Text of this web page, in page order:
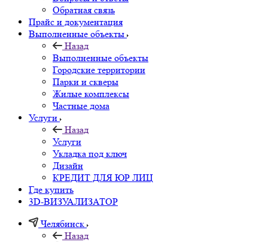
Обратная связь
Прайс и документация
Выполненные объекты
Назад
Выполненные объекты
Городские территории
Парки и скверы
Жилые комплексы
Частные дома
Услуги
Назад
Услуги
Укладка под ключ
Дизайн
КРЕДИТ ДЛЯ ЮР ЛИЦ
Где купить
3D-ВИЗУАЛИЗАТОР
Челябинск
Назад